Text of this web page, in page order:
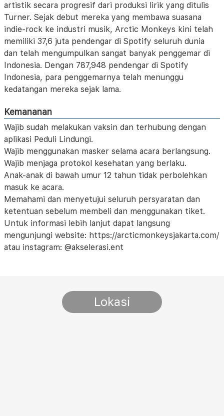
artistik secara progresif dari produksi lirik yang ditulis
Turner. Sejak debut mereka yang membawa suasana
indie-rock ke industri musik, Arctic Monkeys kini telah
memiliki 37,6 juta pendengar di Spotify seluruh dunia
dan telah mengumpulkan sangat banyak penggemar di
Indonesia. Dengan 787,948 pendengar di Spotify
Indonesia, para penggemarnya telah menunggu
kedatangan mereka sejak lama.
Kemananan
Wajib sudah melakukan vaksin dan terhubung dengan
aplikasi Peduli Lindungi.
Wajib menggunakan masker selama acara berlangsung.
Wajib menjaga protokol kesehatan yang berlaku.
Anak-anak di bawah umur 12 tahun tidak perbolehkan
masuk ke acara.
Memahami dan menyetujui seluruh persyaratan dan
ketentuan sebelum membeli dan menggunakan tiket.
Untuk informasi lebih lanjut dapat langsung
mengunjungi website: https://arcticmonkeysjakarta.com/
atau instagram: @akselerasi.ent
Lokasi